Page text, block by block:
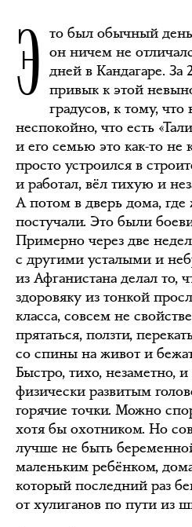
Э то был обычный день
он ничем не
дней в Кандагаре. За
привык к этой
градусов, к тому, что
неспокойно, что есть
и его семью это как-то не
просто устроился в
и работал, вёл тихую и
А потом в дверь дома, где
постучали. Это были
Примерно через две
с другими усталыми и
из Афганистана делал то,
здоровяку из тонкой
класса, совсем не
прятаться, ползти,
со спины на живот и
Быстро, тихо, незаметно,
физически развитым
горячие точки. Можно
хотя бы охотником. Но
лучше не быть
маленьким ребёнком,
который последний раз
от хулиганов по пути из